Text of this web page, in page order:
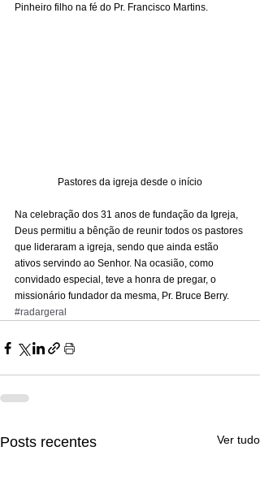
Pinheiro filho na fé do Pr. Francisco Martins.
Pastores da igreja desde o início
Na celebração dos 31 anos de fundação da Igreja,
Deus permitiu a bênção de reunir todos os pastores
que lideraram a igreja, sendo que ainda estão
ativos servindo ao Senhor. Na ocasião, como
convidado especial, teve a honra de pregar, o
missionário fundador da mesma, Pr. Bruce Berry.
#radargeral
Posts recentes Ver tudo